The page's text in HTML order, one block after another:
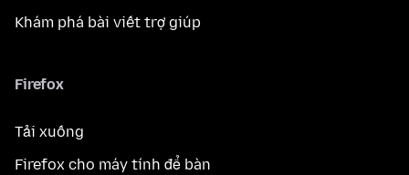
Khám phá bài viết trợ giúp
Firefox
Tải xuống
Firefox cho máy tính để bàn